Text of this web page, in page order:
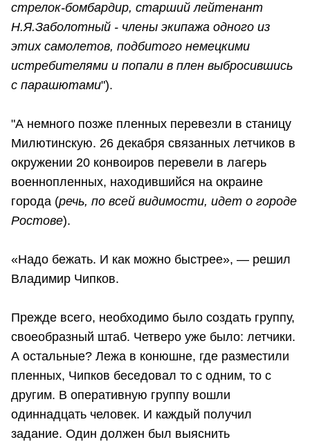
стрелок-бомбардир, старший лейтенант
Н.Я.Заболотный - члены экипажа одного из
этих самолетов, подбитого немецкими
истребителями и попали в плен выбросившись
с парашютами").
"А немного позже пленных перевезли в станицу
Милютинскую. 26 декабря связанных летчиков в
окружении 20 конвоиров перевели в лагерь
военнопленных, находившийся на окраине
города (речь, по всей видимости, идет о городе
Ростове).
«Надо бежать. И как можно быстрее», — решил
Владимир Чипков.
Прежде всего, необходимо было создать группу,
своеобразный штаб. Четверо уже было: летчики.
А остальные? Лежа в конюшне, где разместили
пленных, Чипков беседовал то с одним, то с
другим. В оперативную группу вошли
одиннадцать человек. И каждый получил
задание. Один должен был выяснить